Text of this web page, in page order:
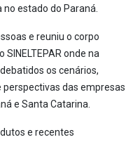
estado do Paraná.
e reuniu o corpo
onde na
os cenários,
das empresas
e Santa Catarina.
e recentes